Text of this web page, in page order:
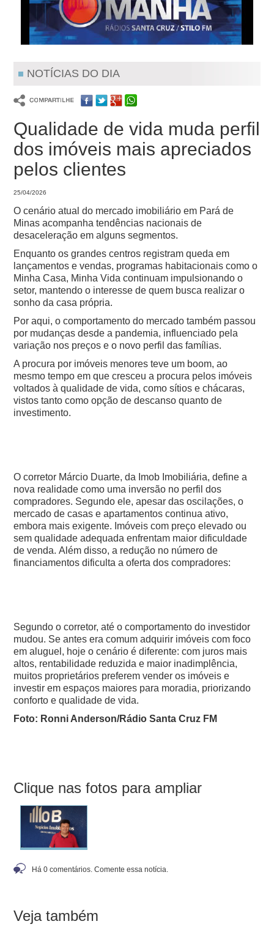
NOTÍCIAS DO DIA
Qualidade de vida muda perfil
dos imóveis mais apreciados
pelos clientes
25/04/2026
O cenário atual do mercado imobiliário em Pará de
Minas acompanha tendências nacionais de
desaceleração em alguns segmentos.
Enquanto os grandes centros registram queda em
lançamentos e vendas, programas habitacionais como o
Minha Casa, Minha Vida continuam impulsionando o
setor, mantendo o interesse de quem busca realizar o
sonho da casa própria.
Por aqui, o comportamento do mercado também passou
por mudanças desde a pandemia, influenciado pela
variação nos preços e o novo perfil das famílias.
A procura por imóveis menores teve um boom, ao
mesmo tempo em que cresceu a procura pelos imóveis
voltados à qualidade de vida, como sítios e chácaras,
vistos tanto como opção de descanso quanto de
investimento.
O corretor Márcio Duarte, da Imob Imobiliária, define a
nova realidade como uma inversão no perfil dos
compradores. Segundo ele, apesar das oscilações, o
mercado de casas e apartamentos continua ativo,
embora mais exigente. Imóveis com preço elevado ou
sem qualidade adequada enfrentam maior dificuldade
de venda.Além disso, a redução no número de
financiamentos dificulta a oferta dos compradores:
Segundo o corretor, até o comportamento do investidor
mudou. Se antes era comum adquirir imóveis com foco
em aluguel, hoje o cenário é diferente: com juros mais
altos, rentabilidade reduzida e maior inadimplência,
muitos proprietários preferem vender os imóveis e
investir em espaços maiores para moradia, priorizando
conforto e qualidade de vida.
Foto: Ronni Anderson/Rádio Santa Cruz FM
Clique nas fotos para ampliar
Há 0 comentários. Comente essa notícia.
Veja também